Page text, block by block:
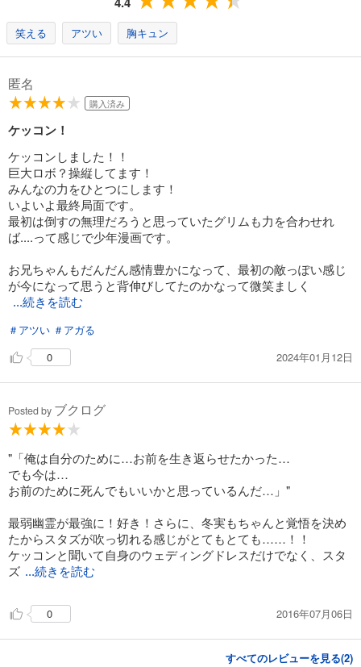
笑える アツい 胸キュン
匿名
購入済み
ケッコン！
ケッコンしました！！
巨大ロボ？操縦してます！
みんなの力をひとつにします！
いよいよ最終局面です。
最初は倒すの無理だろうと思っていたグリムも力を合わせれ
ば....って感じで少年漫画です。
お兄ちゃんもだんだん感情豊かになって、最初の敵っぽい感じ
が今になって思うと背伸びしてたのかなって微笑ましく
...続きを読む
＃アツい ＃アガる
0
2024年01月12日
Posted by ブクログ
"「俺は自分のために…お前を生き返らせたかった…
でも今は…
お前のために死んでもいいかと思っているんだ…」"
最弱幽霊が最強に！好き！さらに、冬実もちゃんと覚悟を決め
たからスタズが吹っ切れる感じがとてもとても……！！
ケッコンと聞いて自身のウェディングドレスだけでなく、スタ
ズ ...続きを読む
0 2016年07月06日
すべてのレビューを見る(2)